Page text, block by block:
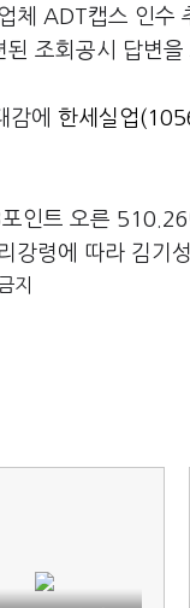
체 ADT캡스 인수
조회공시 답변
감에 한세실업
인트 오른 510.26
강령에 따라 김기
지